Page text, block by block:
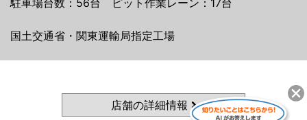
駐車場台数：56台 ピット作業レーン：17台
国土交通省・関東運輸局指定工場
店舗の詳細情報